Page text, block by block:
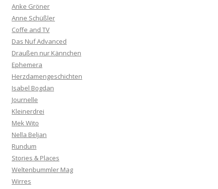
Anke Gröner
Anne Schüßler
Coffe and TV
Das Nuf Advanced
Draußen nur Kännchen
Ephemera
Herzdamengeschichten
Isabel Bogdan
Journelle
Kleinerdrei
Mek Wito
Nella Beljan
Rundum
Stories & Places
Weltenbummler Mag
Wirres